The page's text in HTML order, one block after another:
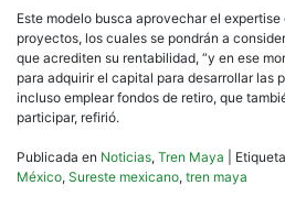
Este modelo busca aprovechar el
proyectos, los cuales se pondrán a
que acrediten su rentabilidad, “y en ese
para adquirir el capital para desarrollar las
incluso emplear fondos de retiro, que
participar, refirió.
Publicada en Noticias, Tren Maya
México, Sureste mexicano, tren maya